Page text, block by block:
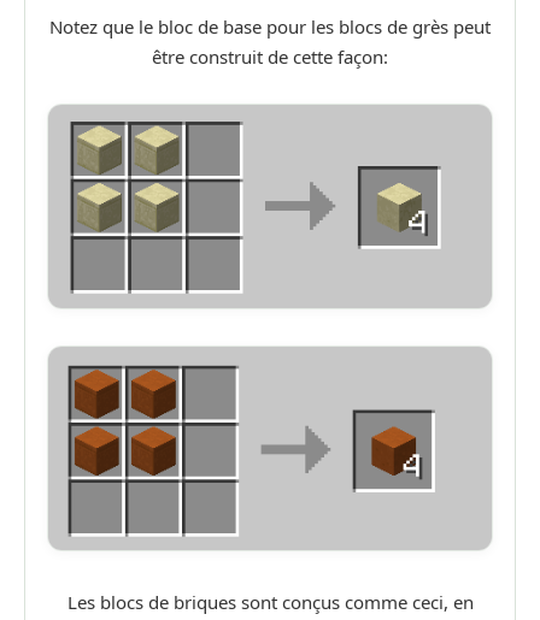
Notez que le bloc de base pour les blocs de grès peut
être construit de cette façon:
Les blocs de briques sont conçus comme ceci, en